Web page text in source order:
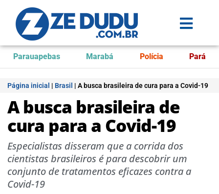
Parauapebas Marabá Polícia Pará
Página inicial | Brasil | A busca brasileira de cura para a Covid-19
A busca brasileira de
cura para a Covid-19
Especialistas disseram que a corrida dos
cientistas brasileiros é para descobrir um
conjunto de tratamentos eficazes contra a
Covid-19